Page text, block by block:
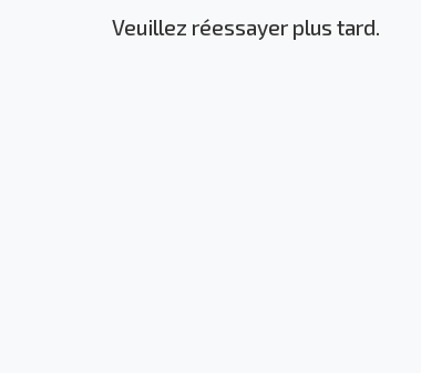
Veuillez réessayer plus tard.